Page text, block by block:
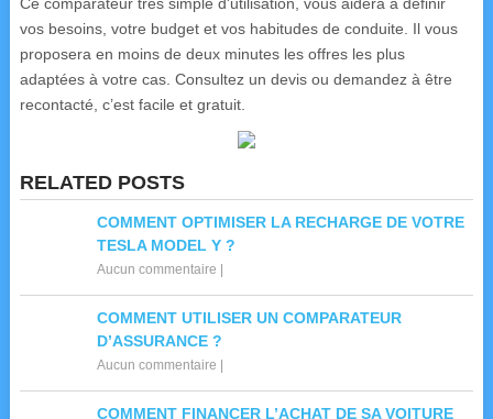
vos besoins, votre budget et vos habitudes de conduite. Il vous
proposera en moins de deux minutes les offres les plus
adaptées à votre cas. Consultez un devis ou demandez à être
recontacté, c’est facile et gratuit.
RELATED POSTS
COMMENT OPTIMISER LA RECHARGE DE VOTRE
TESLA MODEL Y ?
Aucun commentaire |
COMMENT UTILISER UN COMPARATEUR
D’ASSURANCE ?
Aucun commentaire |
COMMENT FINANCER L’ACHAT DE SA VOITURE